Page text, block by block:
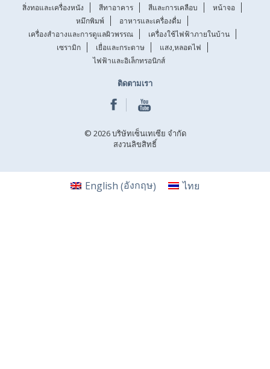
สิ่งทอและเครื่องหนัง
สีทาอาคาร สีและการเคลือบ
หน้าจอ
หมึกพิมพ์
อาหารและเครื่องดื่ม
เครื่องสำอางและการดูแลผิวพรรณ
เครื่องใช้ไฟฟ้าภายในบ้าน
เซรามิก
เยื่อและกระดาษ
แสง,หลอดไฟ
ไฟฟ้าและอิเล็กทรอนิกส์
ติดตามเรา
© 2026 บริษัทเซ็นเทเซีย จำกัด
สงวนลิขสิทธิ์
English (อังกฤษ) ไทย